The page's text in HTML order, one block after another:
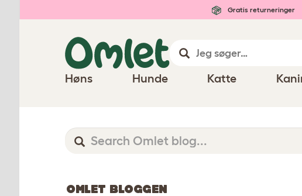
Gratis returneringer
Høns Hunde Katte
OMLET BLOGGEN